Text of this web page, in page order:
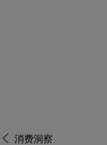
消费洞察